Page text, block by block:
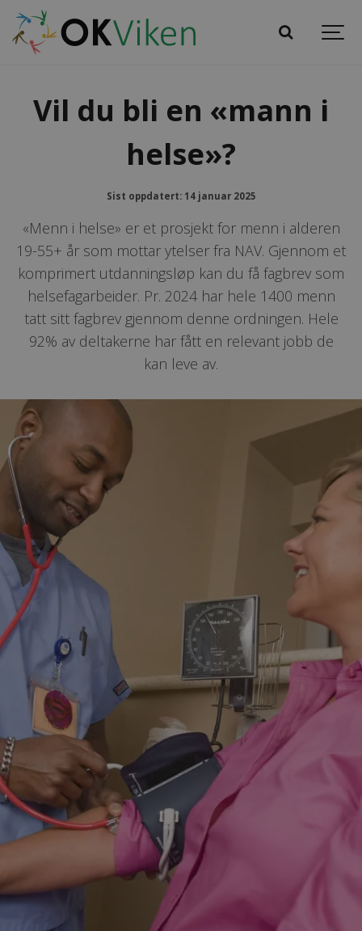
Vil du bli en «mann i
helse»?
Sist oppdatert: 14 januar 2025
«Menn i helse» er et prosjekt for menn i alderen
19-55+ år som mottar ytelser fra NAV. Gjennom et
komprimert utdanningsløp kan du få fagbrev som
helsefagarbeider. Pr. 2024 har hele 1400 menn
tatt sitt fagbrev gjennom denne ordningen. Hele
92% av deltakerne har fått en relevant jobb de
kan leve av.